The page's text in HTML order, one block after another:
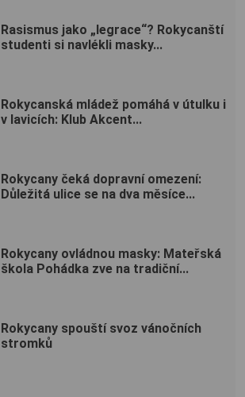
Rasismus jako „legrace“? Rokycanští
studenti si navlékli masky...
Rokycanská mládež pomáhá v útulku i
v lavicích: Klub Akcent...
Rokycany čeká dopravní omezení:
Důležitá ulice se na dva měsíce...
Rokycany ovládnou masky: Mateřská
škola Pohádka zve na tradiční...
Rokycany spouští svoz vánočních
stromků